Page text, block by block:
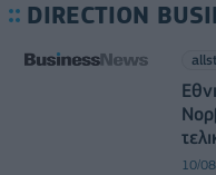
DIRECTION
10/